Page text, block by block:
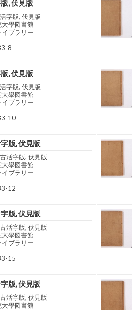
, 伏見版
字版, 伏見版
大學図書館
ブラリー
8
, 伏見版
字版, 伏見版
大學図書館
ブラリー
10
版, 伏見版
活字版, 伏見版
大學図書館
ブラリー
12
版, 伏見版
活字版, 伏見版
大學図書館
ブラリー
15
版, 伏見版
活字版, 伏見版
大學図書館